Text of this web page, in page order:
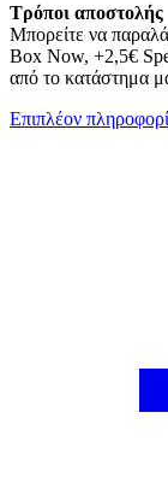
Τρόποι αποστολής
Μπορείτε να
Box Now, +2,5€
από το κατάστημα
Επιπλέον